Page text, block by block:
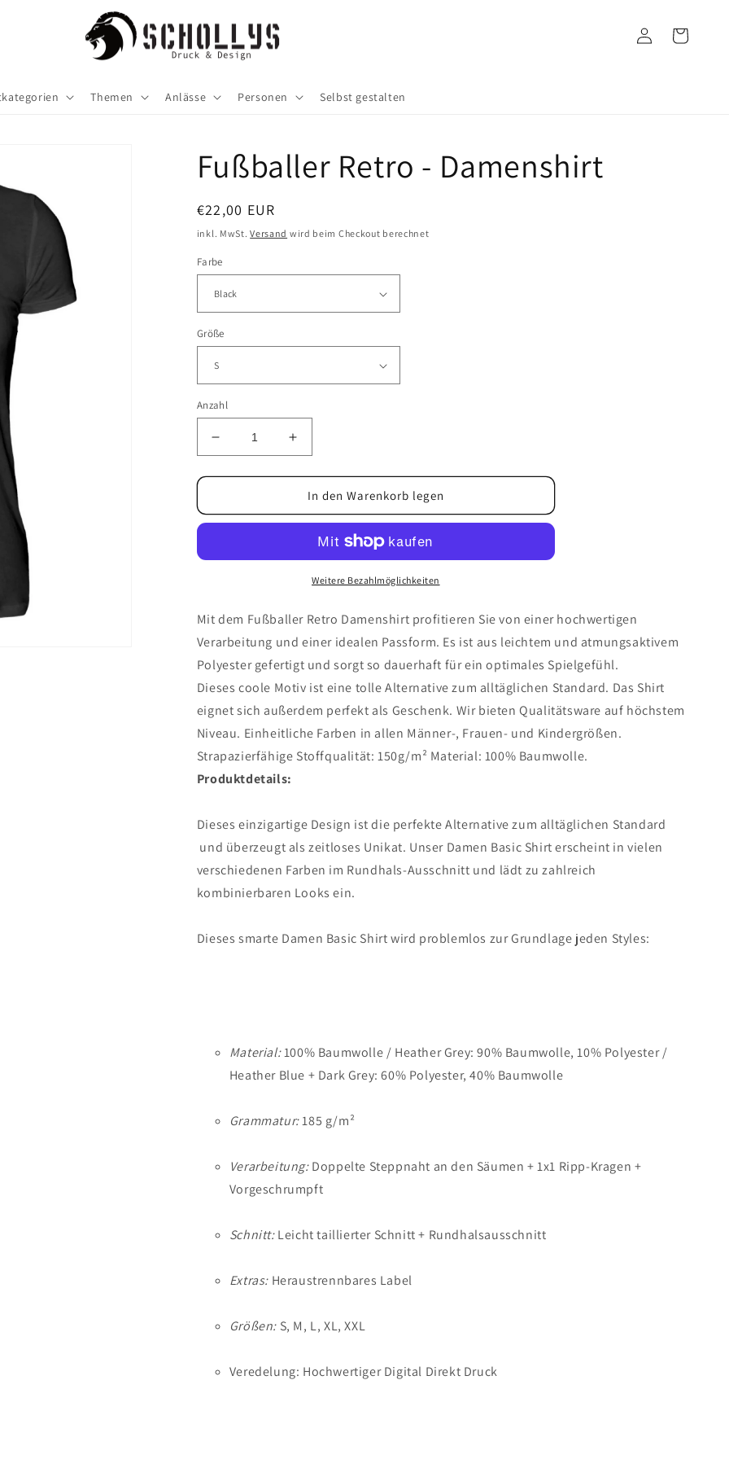
Themen Anlässe Personen Selbst gestalten
EinloggenWarenkorb
Fußballer Retro - Damenshirt
Normaler
Preis
€22,00 EUR
inkl. MwSt.Versand wird beim Checkout berechnet
Farbe
Größe
Anzahl
Verringere
die
Menge
Fußballer
Damenshirt
Erhöhe
die
Menge
für
Fußballer
Damenshirt
In den Warenkorb legen
Weitere Bezahlmöglichkeiten
Mit dem Fußballer Retro Damenshirt profitieren Sie von einer hochwertigen
Verarbeitung und einer idealen Passform. Es ist aus leichtem und atmungsaktivem
Polyester gefertigt und sorgt so dauerhaft für ein optimales Spielgefühl.
Dieses coole Motiv ist eine tolle Alternative zum alltäglichen Standard. Das Shirt
eignet sich außerdem perfekt als Geschenk. Wir bieten Qualitätsware auf höchstem
Niveau. Einheitliche Farben in allen Männer-, Frauen- und Kindergrößen.
Strapazierfähige Stoffqualität: 150g/m² Material: 100% Baumwolle.
Produktdetails:
Dieses einzigartige Design ist die perfekte Alternative zum alltäglichen Standard
und überzeugt als zeitloses Unikat. Unser Damen Basic Shirterscheint in vielen
verschiedenen Farben im Rundhals-Ausschnitt und lädt zu zahlreich
kombinierbaren Looks ein.
Dieses smarte Damen Basic Shirtwird problemlos zur Grundlage jeden Styles:
Material:100% Baumwolle / Heather Grey: 90% Baumwolle, 10% Polyester /
Heather Blue + Dark Grey: 60% Polyester, 40% Baumwolle
Grammatur:185 g/m²
Verarbeitung:Doppelte Steppnaht an den Säumen + 1x1 Ripp-Kragen +
Vorgeschrumpft
Schnitt:Leicht taillierter Schnitt + Rundhalsausschnitt
Extras: Heraustrennbares Label
Größen: S, M, L, XL, XXL
Veredelung: Hochwertiger Digital Direkt Druck